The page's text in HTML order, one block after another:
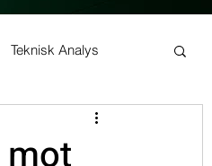
Teknisk Analys
Buy and Hold